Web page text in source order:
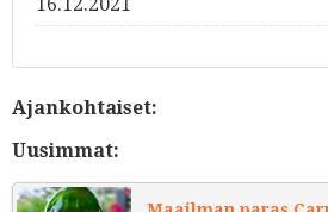
Ajankohtaiset:
Uusimmat: